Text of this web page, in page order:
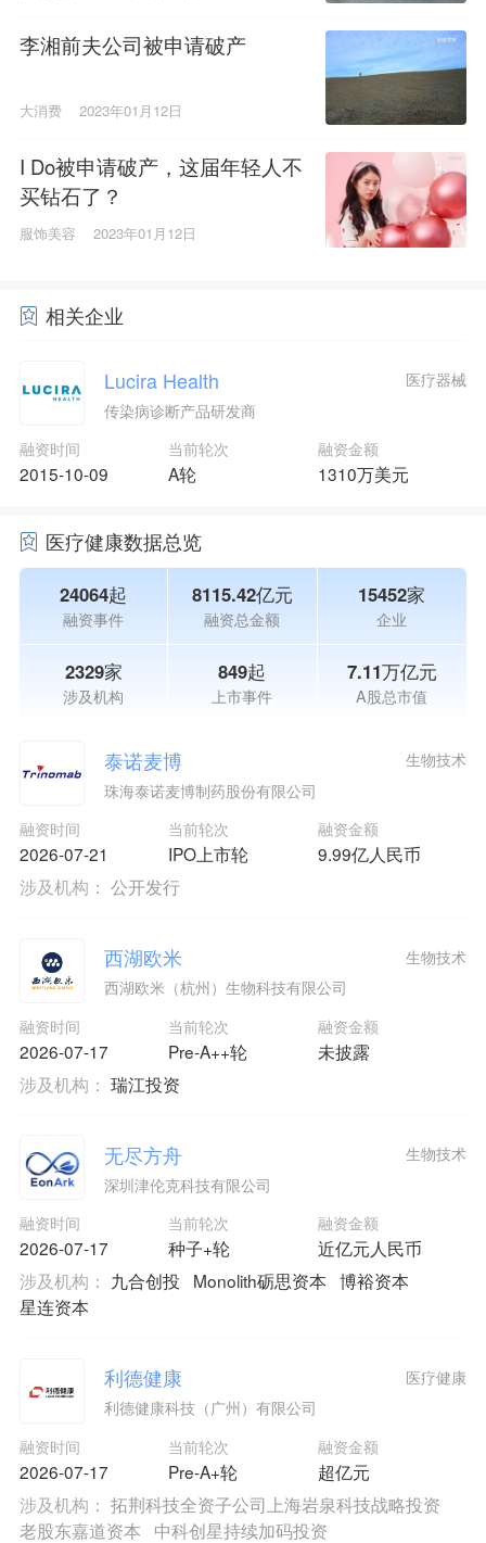
李湘前夫公司被申请破产
大消费 2023年01月12日
I Do被申请破产，这届年轻人不
买钻石了？
服饰美容 2023年01月12日
相关企业
Lucira Health
传染病诊断产品研发商
医疗器械
融资时间
2015-10-09
当前轮次
A轮
融资金额
1310万美元
医疗健康数据总览
24064起
融资事件
8115.42亿元
融资总金额
15452家
企业
2329家
涉及机构
849起
上市事件
7.11万亿元
A股总市值
泰诺麦博
珠海泰诺麦博制药股份有限公司
融资时间
2026-07-21
当前轮次
IPO上市轮
融资金额
9.99亿人民币
生物技术
涉及机构： 公开发行
西湖欧米
西湖欧米（杭州）生物科技有限公司
融资时间
2026-07-17
当前轮次
Pre-A++轮
融资金额
未披露
生物技术
涉及机构： 瑞江投资
无尽方舟
深圳津伦克科技有限公司
融资时间
2026-07-17
当前轮次
种子+轮
融资金额
近亿元人民币
生物技术
涉及机构： 九合创投 Monolith砺思资本 博裕资本
星连资本
利德健康
利德健康科技（广州）有限公司
融资时间
2026-07-17
当前轮次
Pre-A+轮
融资金额
超亿元
医疗健康
涉及机构： 拓荆科技全资子公司上海岩泉科技战略投资
老股东嘉道资本
中科创星持续加码投资